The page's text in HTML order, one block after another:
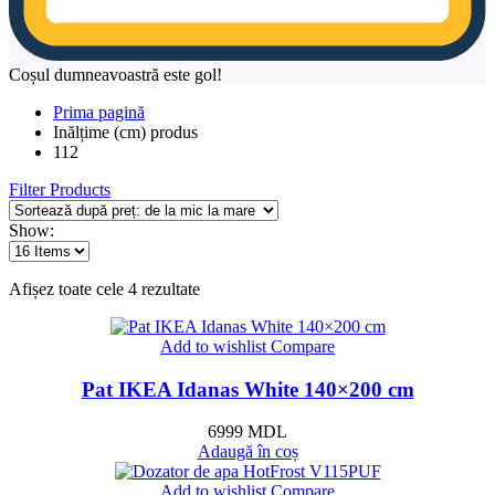
Coșul dumneavoastră este gol!
Prima pagină
Inălțime (cm) produs
112
Filter Products
Show:
Afișez toate cele 4 rezultateSortat
preț:
de
mic
mare
Add to wishlist Compare
Pat IKEA Idanas White 140×200 cm
6999 MDL
Adaugă în coș